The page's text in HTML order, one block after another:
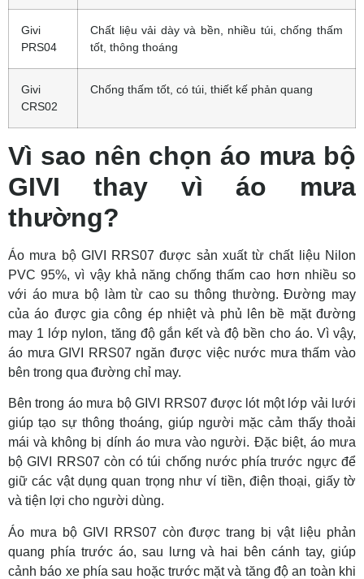
Givi
PRS04
Chất liệu vải dày và bền, nhiều túi, chống thấm
tốt, thông thoáng
Givi
CRS02
Chống thấm tốt, có túi, thiết kế phản quang
Vì sao nên chọn áo mưa bộ
GIVI thay vì áo mưa
thường?
Áo mưa bộ GIVI RRS07 được sản xuất từ chất liệu Nilon
PVC 95%, vì vậy khả năng chống thấm cao hơn nhiều so
với áo mưa bộ làm từ cao su thông thường. Đường may
của áo được gia công ép nhiệt và phủ lên bề mặt đường
may 1 lớp nylon, tăng độ gắn kết và độ bền cho áo. Vì vậy,
áo mưa GIVI RRS07 ngăn được việc nước mưa thấm vào
bên trong qua đường chỉ may.
Bên trong áo mưa bộ GIVI RRS07 được lót một lớp vải lưới
giúp tạo sự thông thoáng, giúp người mặc cảm thấy thoải
mái và không bị dính áo mưa vào người. Đặc biệt, áo mưa
bộ GIVI RRS07 còn có túi chống nước phía trước ngực để
giữ các vật dụng quan trọng như ví tiền, điện thoại, giấy tờ
và tiện lợi cho người dùng.
Áo mưa bộ GIVI RRS07 còn được trang bị vật liệu phản
quang phía trước áo, sau lưng và hai bên cánh tay, giúp
cảnh báo xe phía sau hoặc trước mặt và tăng độ an toàn khi